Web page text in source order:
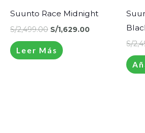
Suunto Race Midnight
S/2,499.00 S/1,629.00
Leer Más
S/